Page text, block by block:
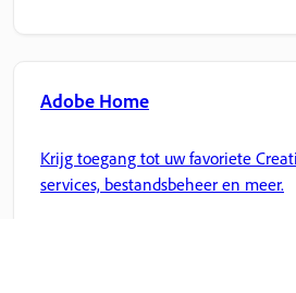
Adobe Home
Krijg toegang tot uw favoriete
services, bestandsbeheer en meer.